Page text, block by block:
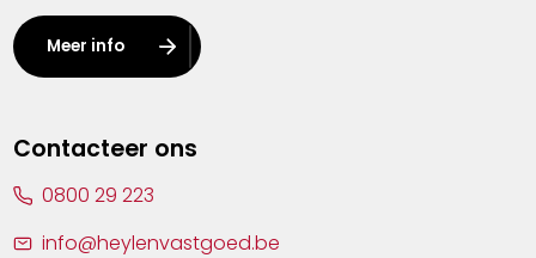
Leuven
Lier
Meer info
Contacteer ons
0800 29 223
info@heylenvastgoed.be